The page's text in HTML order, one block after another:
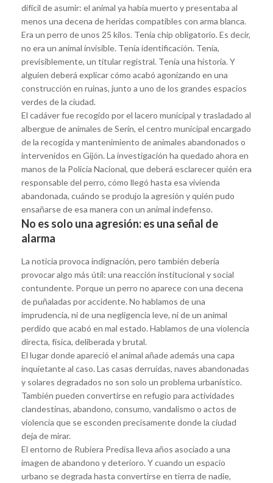
difícil de asumir: el animal ya había muerto y presentaba al
menos una decena de heridas compatibles con arma blanca.
Era un perro de unos 25 kilos. Tenía chip obligatorio. Es decir,
no era un animal invisible. Tenía identificación. Tenía,
previsiblemente, un titular registral. Tenía una historia. Y
alguien deberá explicar cómo acabó agonizando en una
construcción en ruinas, junto a uno de los grandes espacios
verdes de la ciudad.
El cadáver fue recogido por el lacero municipal y trasladado al
albergue de animales de Serín, el centro municipal encargado
de la recogida y mantenimiento de animales abandonados o
intervenidos en Gijón. La investigación ha quedado ahora en
manos de la Policía Nacional, que deberá esclarecer quién era
responsable del perro, cómo llegó hasta esa vivienda
abandonada, cuándo se produjo la agresión y quién pudo
ensañarse de esa manera con un animal indefenso.
No es solo una agresión: es una señal de
alarma
La noticia provoca indignación, pero también debería
provocar algo más útil: una reacción institucional y social
contundente. Porque un perro no aparece con una decena
de puñaladas por accidente. No hablamos de una
imprudencia, ni de una negligencia leve, ni de un animal
perdido que acabó en mal estado. Hablamos de una violencia
directa, física, deliberada y brutal.
El lugar donde apareció el animal añade además una capa
inquietante al caso. Las casas derruidas, naves abandonadas
y solares degradados no son solo un problema urbanístico.
También pueden convertirse en refugio para actividades
clandestinas, abandono, consumo, vandalismo o actos de
violencia que se esconden precisamente donde la ciudad
deja de mirar.
El entorno de Rubiera Predisa lleva años asociado a una
imagen de abandono y deterioro. Y cuando un espacio
urbano se degrada hasta convertirse en tierra de nadie,